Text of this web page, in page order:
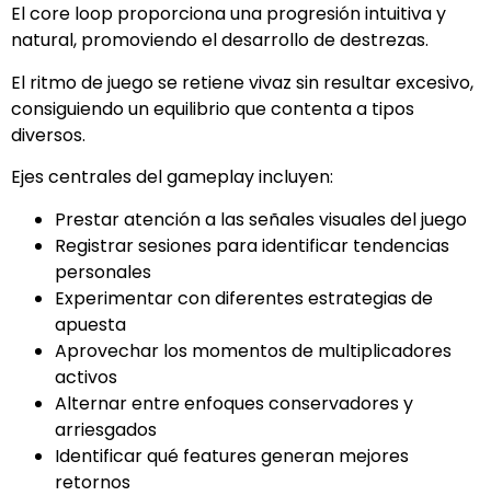
El core loop proporciona una progresión intuitiva y
natural, promoviendo el desarrollo de destrezas.
El ritmo de juego se retiene vivaz sin resultar excesivo,
consiguiendo un equilibrio que contenta a tipos
diversos.
Ejes centrales del gameplay incluyen:
Prestar atención a las señales visuales del juego
Registrar sesiones para identificar tendencias
personales
Experimentar con diferentes estrategias de
apuesta
Aprovechar los momentos de multiplicadores
activos
Alternar entre enfoques conservadores y
arriesgados
Identificar qué features generan mejores
retornos